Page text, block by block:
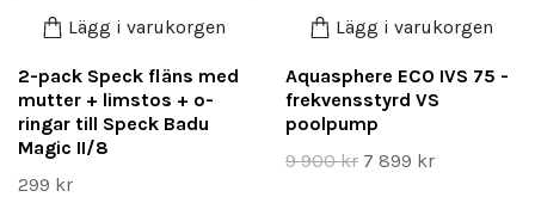
Lägg i varukorgen
2-pack Speck fläns med
mutter + limstos + o-
ringar till Speck Badu
Magic II/8
299 kr
Lägg i varukorgen
Aquasphere ECO IVS 75 -
frekvensstyrd VS
poolpump
9 900 kr 7 899 kr